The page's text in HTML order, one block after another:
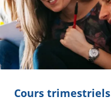
Cours trimestriels